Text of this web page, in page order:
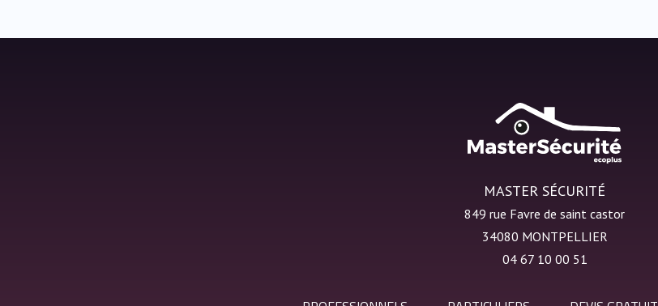
MASTER SÉCURITÉ
849 rue Favre de saint castor
34080 MONTPELLIER
04 67 10 00 51